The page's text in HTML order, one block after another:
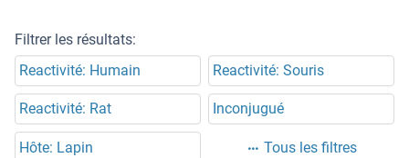
Filtrer les résultats:
Reactivité: Humain
Reactivité: Souris
Reactivité: Rat Inconjugué
Hôte: Lapin Tous les filtres